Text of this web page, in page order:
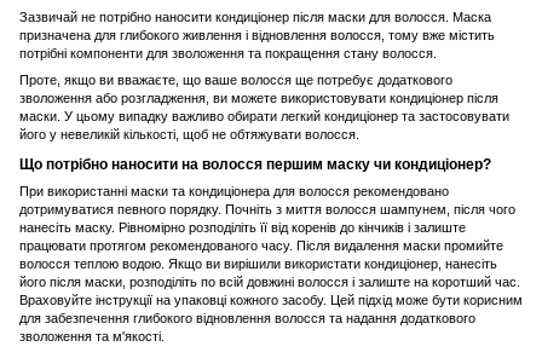
Зазвичай не потрібно наносити кондиціонер після маски для волосся. Маска
призначена для глибокого живлення і відновлення волосся, тому вже містить
потрібні компоненти для зволоження та покращення стану волосся.
Проте, якщо ви вважаєте, що ваше волосся ще потребує додаткового
зволоження або розгладження, ви можете використовувати кондиціонер після
маски. У цьому випадку важливо обирати легкий кондиціонер та застосовувати
його у невеликій кількості, щоб не обтяжувати волосся.
Що потрібно наносити на волосся першим маску чи кондиціонер?
При використанні маски та кондиціонера для волосся рекомендовано
дотримуватися певного порядку. Почніть з миття волосся шампунем, після чого
нанесіть маску. Рівномірно розподіліть її від коренів до кінчиків і залиште
працювати протягом рекомендованого часу. Після видалення маски промийте
волосся теплою водою. Якщо ви вирішили використати кондиціонер, нанесіть
його після маски, розподіліть по всій довжині волосся і залиште на коротший час.
Враховуйте інструкції на упаковці кожного засобу. Цей підхід може бути корисним
для забезпечення глибокого відновлення волосся та надання додаткового
зволоження та м'якості.